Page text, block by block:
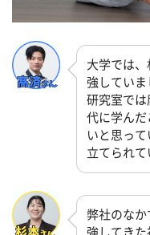
大学では
強していま
研究室では
代に学んだ
いと思っ
立てられて
弊社のなか
強してきた